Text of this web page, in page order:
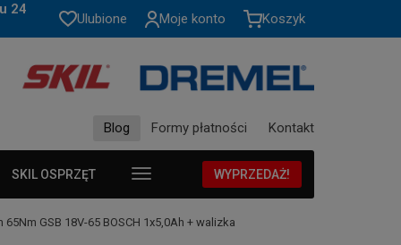
24
Ulubione Moje konto Koszyk
Blog Formy płatności Kontakt
SKIL OSPRZĘT WYPRZEDAŻ!
GSB 18V-65 BOSCH 1x5,0Ah + walizka